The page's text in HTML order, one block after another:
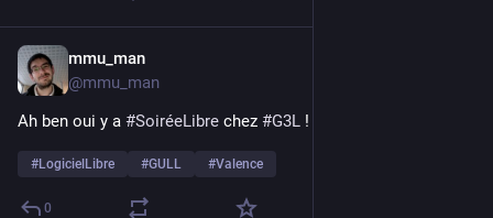
mmu_man
@mmu_man
Ah ben oui y a #SoiréeLibre chez #G3L !
#LogicielLibre #GULL #Valence
0